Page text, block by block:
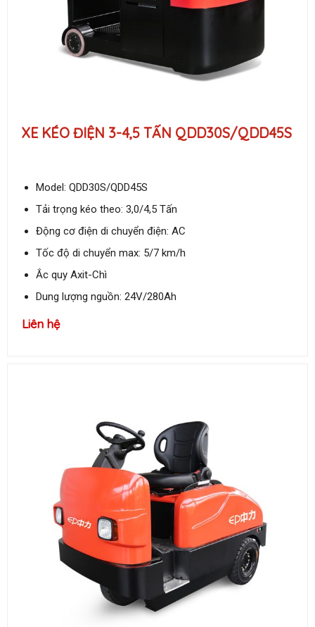
XE KÉO ĐIỆN 3-4,5 TẤN QDD30S/QDD45S
Model: QDD30S/QDD45S
Tải trọng kéo theo: 3,0/4,5 Tấn
Động cơ điện di chuyển điện: AC
Tốc độ di chuyển max: 5/7 km/h
Ắc quy Axit-Chì
Dung lượng nguồn: 24V/280Ah
Liên hệ